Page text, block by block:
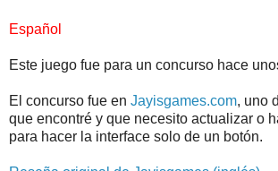
Español
Este juego fue para un concurso hace
El concurso fue en Jayisgames.com, uno
que encontré y que necesito actualizar o
para hacer la interface solo de un botón.